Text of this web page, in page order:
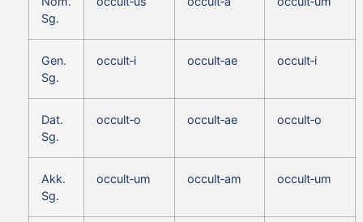
Sg.
Gen.
Sg.
occult‑i occult‑ae occult‑i
Dat.
Sg.
occult‑o occult‑ae occult‑o
Akk.
Sg.
occult‑um occult‑am occult‑um